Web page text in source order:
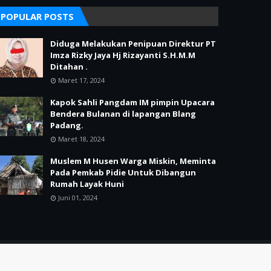
POPULAR POSTS
Diduga Melakukan Penipuan Direktur PT
Imza Rizky Jaya Hj Rizayanti S.H.M.M
Ditahan .
Maret 17, 2024
Kapok Sahli Pangdam IM pimpin Upacara
Bendera Bulanan di lapangan Blang
Padang.
Maret 18, 2024
Muslem M Husen Warga Miskin, Meminta
Pada Pemkab Pidie Untuk Dibangun
Rumah Layak Huni
Juni 01, 2024